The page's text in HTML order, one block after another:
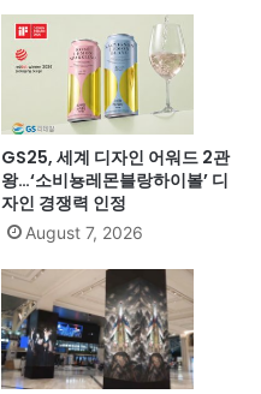
GS25, 세계 디자인 어워드 2관
왕…‘소비뇽레몬블랑하이볼’ 디
자인 경쟁력 인정
August 7, 2026